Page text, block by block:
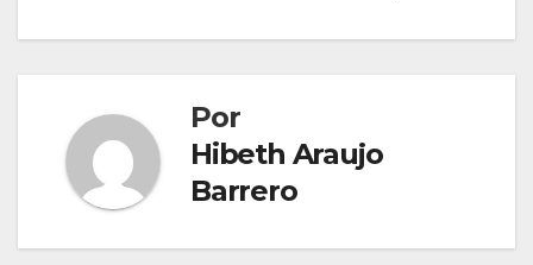
Por
Hibeth Araujo
Barrero